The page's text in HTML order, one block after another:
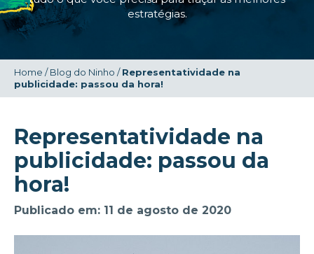
estratégias.
Home /Blog do Ninho /Representatividade na
publicidade: passou da hora!
Representatividade na
publicidade: passou da
hora!
Publicado em: 11 de agosto de 2020